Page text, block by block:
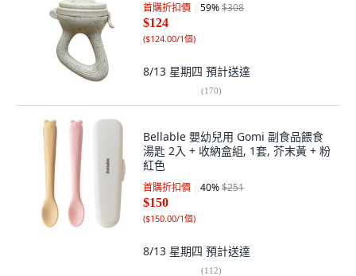
首購折扣價 59%$308
$124
($124.00/1個)
8/13 星期四 預計送達
(170)
Bellable 嬰幼兒用 Gomi 副食品餵食
湯匙 2入 + 收納盒組, 1套, 芥末黃 + 粉
紅色
首購折扣價 40%$251
$150
($150.00/1個)
8/13 星期四 預計送達
(112)